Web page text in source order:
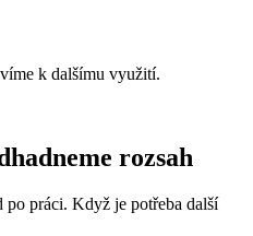
k dalšímu využití.
rozsah
práci. Když je potřeba další